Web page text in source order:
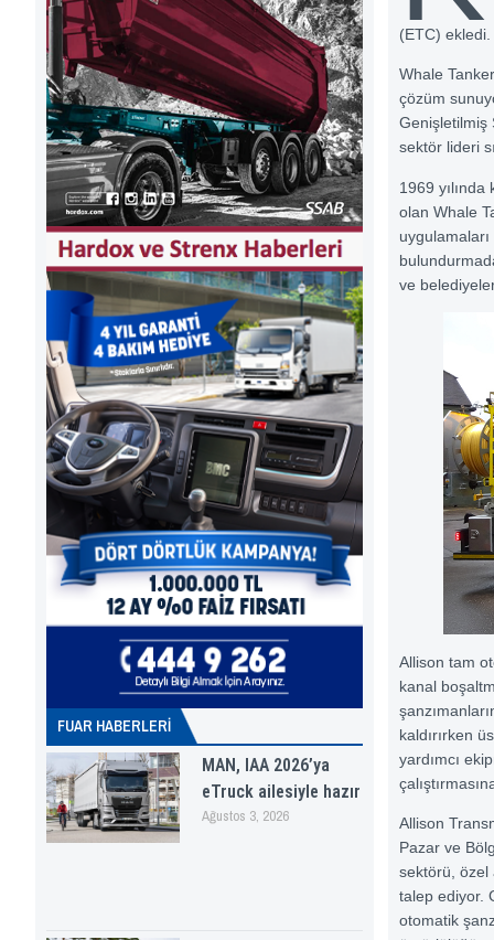
FUAR HABERLERI
MAN, IAA 2026’ya
eTruck ailesiyle hazır
Ağustos 3, 2026
(ETC) ekledi.
Whale
çözüm
Genişletilmiş
sektör lideri
1969
olan Whale
ve
Allison tam
kanal
kaldırırken
yardımcı
Allison
Pazar ve
sektörü, özel
talep ediyor.
otomatik